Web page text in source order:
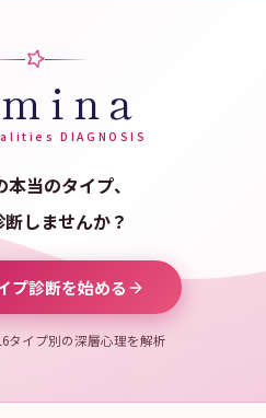
DIAGNOSIS
当のタイプ、
しませんか？
プ診断を始める
タイプ別の深層心理を解析